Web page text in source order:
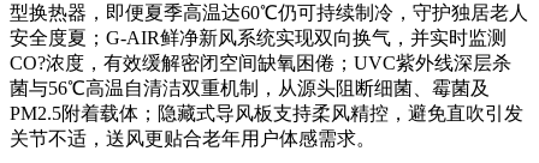
型换热器，即便夏季高温达60℃仍可持续制冷，守护独居老人
安全度夏；G-AIR鲜净新风系统实现双向换气，并实时监测
CO?浓度，有效缓解密闭空间缺氧困倦；UVC紫外线深层杀
菌与56℃高温自清洁双重机制，从源头阻断细菌、霉菌及
PM2.5附着载体；隐藏式导风板支持柔风精控，避免直吹引发
关节不适，送风更贴合老年用户体感需求。